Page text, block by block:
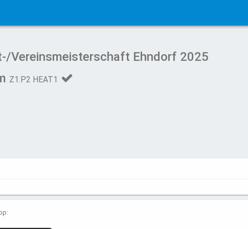
Vereinsmeisterschaft Ehndorf 2025
Z1.P2 HEAT1